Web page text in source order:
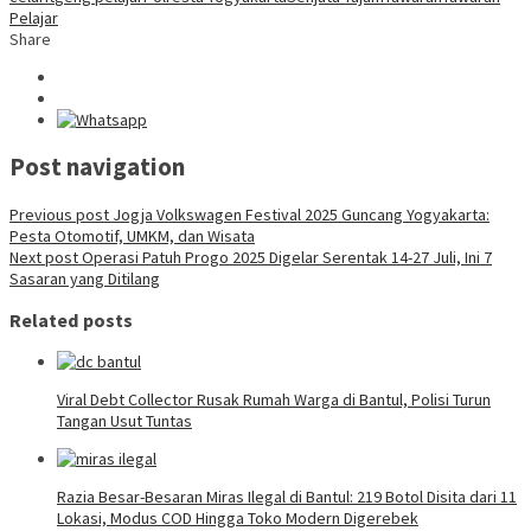
Pelajar
Share
Post navigation
Previous post Jogja Volkswagen Festival 2025 Guncang Yogyakarta:
Pesta Otomotif, UMKM, dan Wisata
Next postOperasi Patuh Progo 2025 Digelar Serentak 14-27 Juli, Ini 7
Sasaran yang Ditilang
Related posts
Viral Debt Collector Rusak Rumah Warga di Bantul, Polisi Turun
Tangan Usut Tuntas
Razia Besar-Besaran Miras Ilegal di Bantul: 219 Botol Disita dari 11
Lokasi, Modus COD Hingga Toko Modern Digerebek